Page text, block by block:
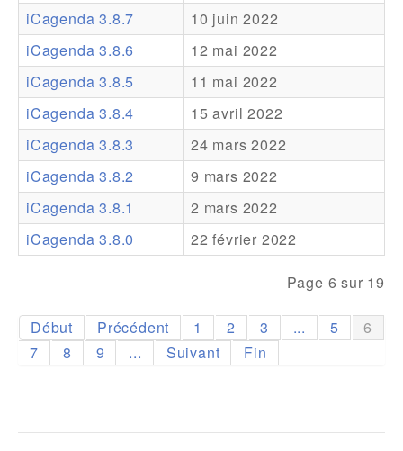
Addons
Theme Packs
Translation Packs
Support
Forum
Support Pro
iCagenda 3.8.7
10 juin 2022
iCagenda 3.8.6
12 mai 2022
iCagenda 3.8.5
11 mai 2022
iCagenda 3.8.4
15 avril 2022
iCagenda 3.8.3
24 mars 2022
iCagenda 3.8.2
9 mars 2022
iCagenda 3.8.1
2 mars 2022
iCagenda 3.8.0
22 février 2022
Page 6 sur 19
Début Précédent 1 2 3 ... 5
6
7
8 9 ... Suivant Fin